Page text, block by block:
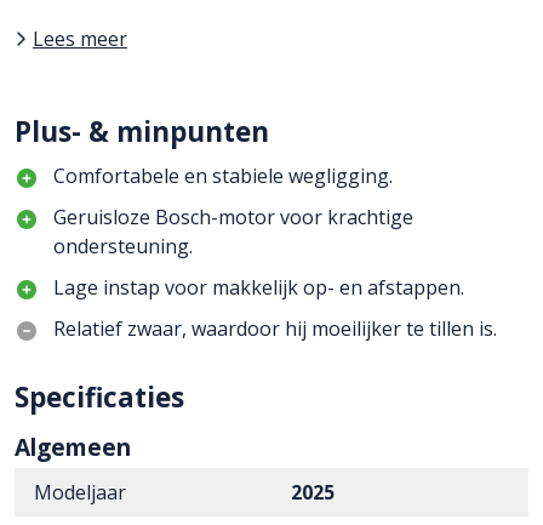
Lees meer
Plus- & minpunten
Comfortabele en stabiele wegligging.
Geruisloze Bosch-motor voor krachtige
ondersteuning.
Lage instap voor makkelijk op- en afstappen.
Relatief zwaar, waardoor hij moeilijker te tillen is.
Specificaties
Algemeen
Modeljaar
2025